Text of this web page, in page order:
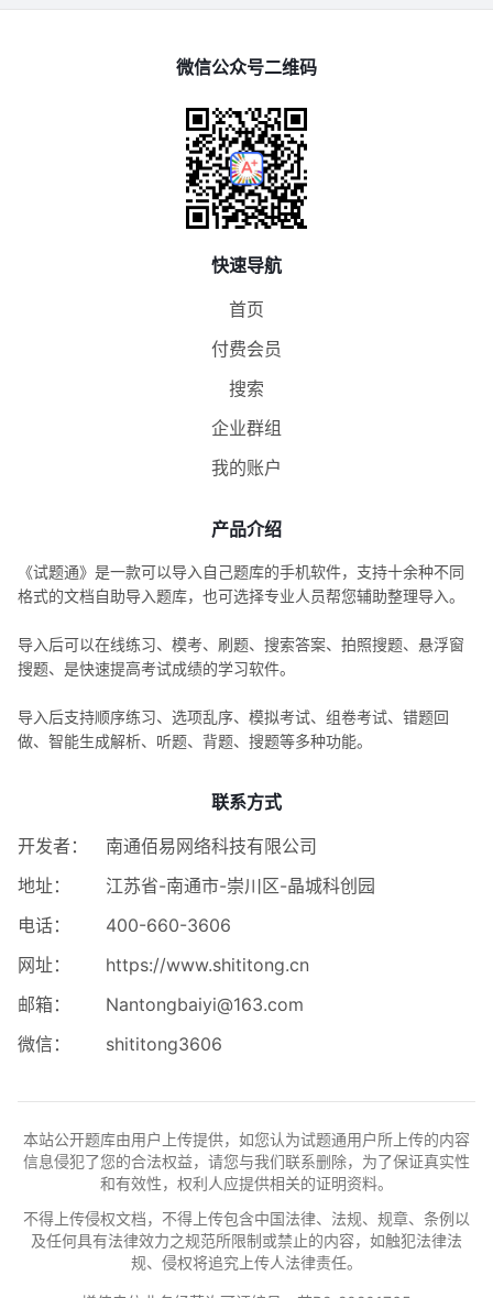
微信公众号二维码
快速导航
首页
付费会员
搜索
企业群组
我的账户
产品介绍
《试题通》是一款可以导入自己题库的手机软件，支持十余种不同
格式的文档自助导入题库，也可选择专业人员帮您辅助整理导入。
导入后可以在线练习、模考、刷题、搜索答案、拍照搜题、悬浮窗
搜题、是快速提高考试成绩的学习软件。
导入后支持顺序练习、选项乱序、模拟考试、组卷考试、错题回
做、智能生成解析、听题、背题、搜题等多种功能。
联系方式
开发者：
南通佰易网络科技有限公司
地址：
江苏省-南通市-崇川区-晶城科创园
电话：
400-660-3606
网址：
https://www.shititong.cn
邮箱：
Nantongbaiyi@163.com
微信：
shititong3606
本站公开题库由用户上传提供，如您认为试题通用户所上传的内容
信息侵犯了您的合法权益，请您与我们联系删除，为了保证真实性
和有效性，权利人应提供相关的证明资料。
不得上传侵权文档，不得上传包含中国法律、法规、规章、条例以
及任何具有法律效力之规范所限制或禁止的内容，如触犯法律法
规、侵权将追究上传人法律责任。